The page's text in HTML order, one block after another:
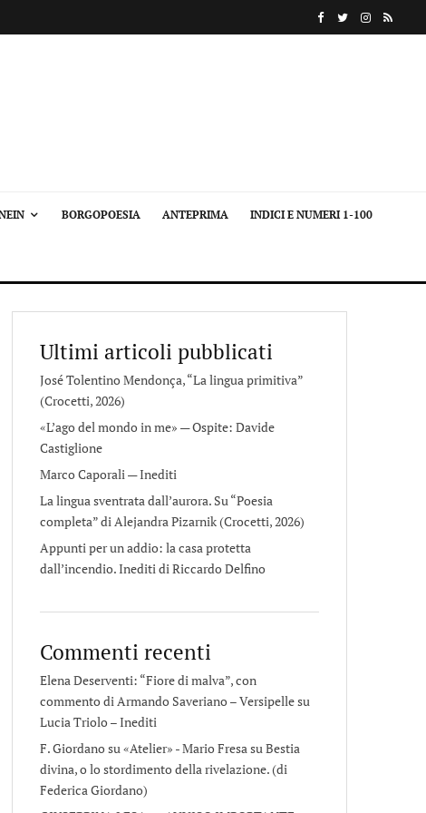
BORGOPOESIA ANTEPRIMA INDICI E NUMERI 1-100
Ultimi articoli pubblicati
José Tolentino Mendonça, “La lingua primitiva”
(Crocetti, 2026)
«L’ago del mondo in me» — Ospite: Davide
Castiglione
Marco Caporali — Inediti
La lingua sventrata dall’aurora. Su “Poesia
completa” di Alejandra Pizarnik (Crocetti, 2026)
Appunti per un addio: la casa protetta
dall’incendio. Inediti di Riccardo Delfino
Commenti recenti
Elena Deserventi: “Fiore di malva”, con
commento di Armando Saveriano – Versipellesu
Lucia Triolo – Inediti
F. Giordano su «Atelier» - Mario FresasuBestia
divina, o lo stordimento della rivelazione. (di
Federica Giordano)